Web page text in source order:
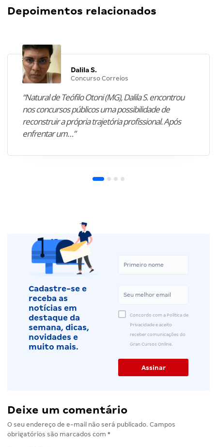
Depoimentos relacionados
Dalila S.
Concurso Correios
“Natural de Teófilo Otoni (MG), Dalila S. encontrou
nos concursos públicos uma possibilidade de
reconstruir a própria trajetória profissional. Após
enfrentar um…”
Cadastre-se e
receba as
notícias em
destaque da
semana, dicas,
novidades e
muito mais.
Concordo com a Política de
Privacidade e aceito
receber comunicações do
Gran Cursos Online.
Deixe um comentário
O seu endereço de e-mail não será publicado. Campos
obrigatórios são marcados com *